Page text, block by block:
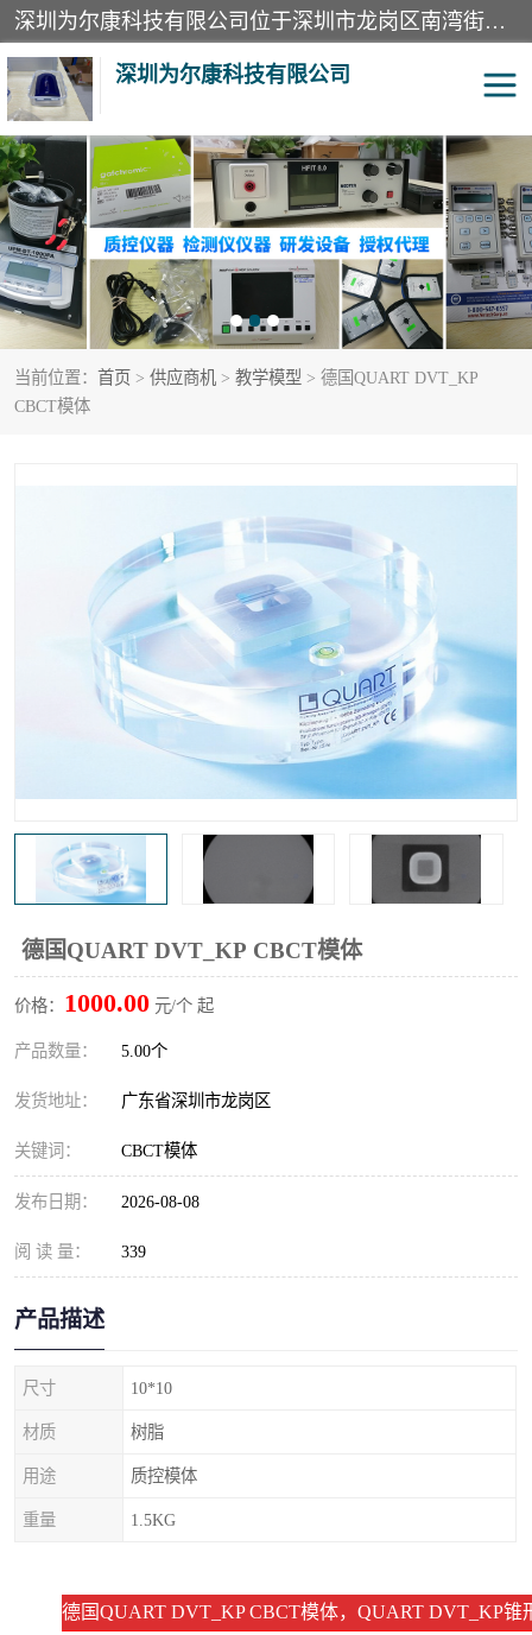
深圳为尔康科技有限公司位于深圳市龙岗区南湾街道。经营范围包括：计算机网络技术开发、技术转让、技术咨询、技术服务；一类医疗器械、通讯设备、机械设备、五金产品、电器产品的销售；二类、三类医疗器械的销售等；主要产品有：无创血压模拟仪、气体检测仪、检测仪、bms1x射线胶片、输液泵分析仪、呼吸机分析仪、心电图机测试仪等产品。
深圳为尔康科技有限公司
当前位置： 首页 > 供应商机 > 教学模型 > 德国QUART DVT_KP
CBCT模体
德国QUART DVT_KP CBCT模体
价格： 1000.00 元/个 起
产品数量： 5.00个
发货地址： 广东省深圳市龙岗区
关键词： CBCT模体
发布日期： 2026-08-08
阅 读 量： 339
产品描述
尺寸 10*10
材质 树脂
用途 质控模体
重量 1.5KG
德国QUART DVT_KP CBCT模体，QUART DVT_KP锥
教学模型 实验室器材
模拟器 无创血压模拟仪
测试卡 检测仪
X射线检测仪 声功率计
输液泵分析仪 X射线分析仪